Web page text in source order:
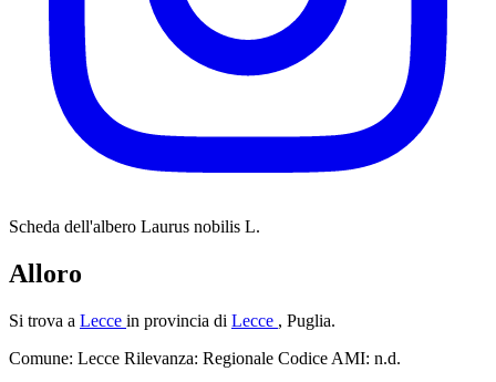
Scheda dell'albero Laurus nobilis L.
Alloro
Si trova a Lecce in provincia di Lecce , Puglia.
Comune: Lecce Rilevanza: Regionale Codice AMI: n.d.